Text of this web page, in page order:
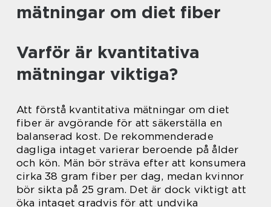
mätningar om diet fiber
Varför är kvantitativa
mätningar viktiga?
Att förstå kvantitativa mätningar om diet
fiber är avgörande för att säkerställa en
balanserad kost. De rekommenderade
dagliga intaget varierar beroende på ålder
och kön. Män bör sträva efter att konsumera
cirka 38 gram fiber per dag, medan kvinnor
bör sikta på 25 gram. Det är dock viktigt att
öka intaget gradvis för att undvika